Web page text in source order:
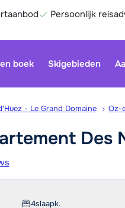
Persoonlijk
boek Skigebieden
- Le Grand Domaine Oz-
Des
4slaapk.